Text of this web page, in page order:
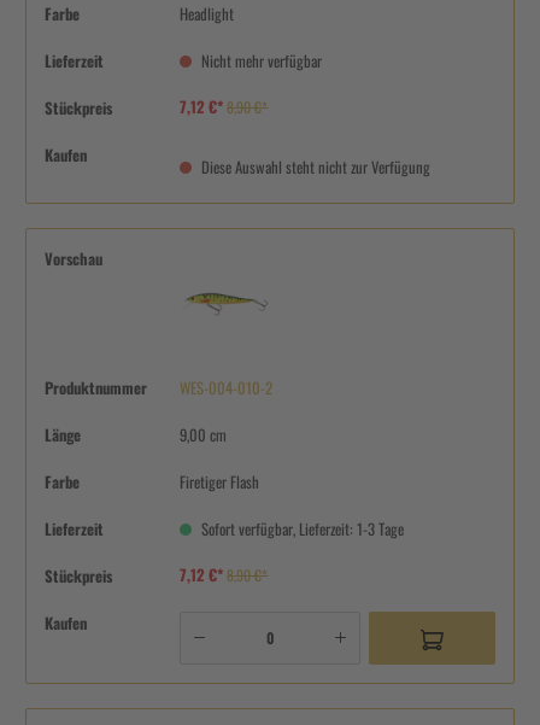
Farbe Headlight
Lieferzeit Nicht mehr verfügbar
Stückpreis 7,12 €*8,90 €*
Kaufen
Diese Auswahl steht nicht zur Verfügung
Vorschau
Produktnummer WES-004-010-2
Länge 9,00 cm
Farbe Firetiger Flash
Lieferzeit Sofort verfügbar, Lieferzeit: 1-3 Tage
Stückpreis 7,12 €*8,90 €*
Kaufen